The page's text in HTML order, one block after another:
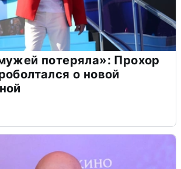
потеряла»: Прохор
о новой